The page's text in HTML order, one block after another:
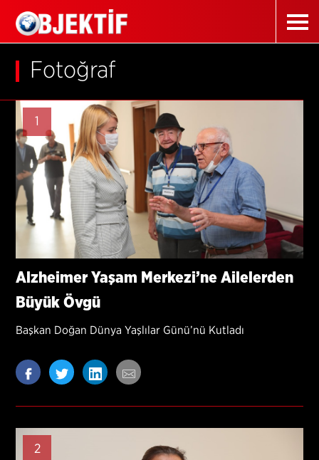
Fotoğraf
1
Alzheimer Yaşam Merkezi’ne Ailelerden
Büyük Övgü
Başkan Doğan Dünya Yaşlılar Günü’nü Kutladı
2